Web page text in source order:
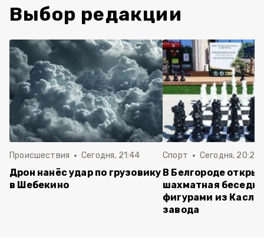
Выбор редакции
Происшествия Сегодня, 21:44
Дрон нанёс удар по грузовику
в Шебекино
Спорт Сегодня, 20:24
В Белгороде
шахматная
фигурами из
завода